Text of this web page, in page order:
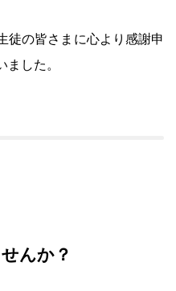
徒の皆さまに心より感謝申
ました。
んか？